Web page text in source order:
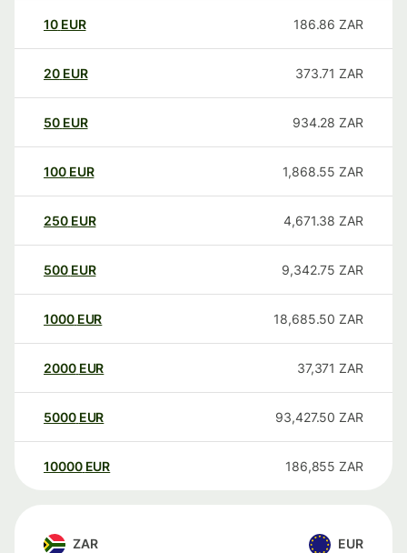
10 EUR 186.86 ZAR
20 EUR 373.71 ZAR
50 EUR 934.28 ZAR
100 EUR 1,868.55 ZAR
250 EUR 4,671.38 ZAR
500 EUR 9,342.75 ZAR
1000 EUR 18,685.50 ZAR
2000 EUR 37,371 ZAR
5000 EUR 93,427.50 ZAR
10000 EUR 186,855 ZAR
ZAR EUR